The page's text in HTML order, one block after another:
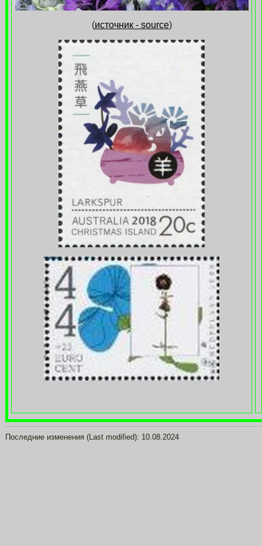
(источник - source)
Последние изменения (Last modified): 10.08.2024